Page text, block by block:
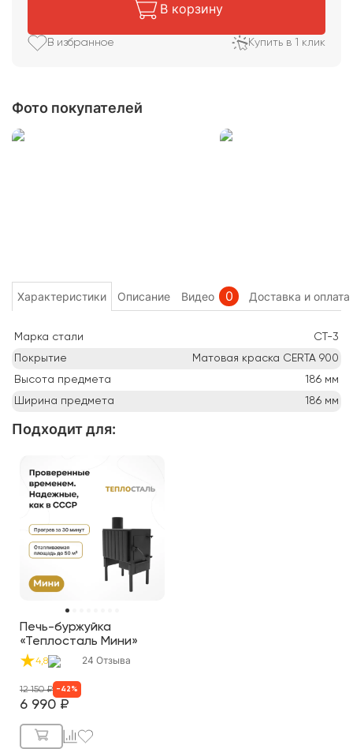
В корзину
В избранное Купить в 1 клик
Фото покупателей
Характеристики Описание Видео 0 Доставка и оплата
Марка стали
СТ-3
Покрытие
Матовая краска CERTA 900
Высота предмета
186 мм
Ширина предмета
186 мм
Подходит для:
Печь-буржуйка
«Теплосталь Мини»
4,8 24 Отзыва
6 990 ₽
12 150₽ - 42 %